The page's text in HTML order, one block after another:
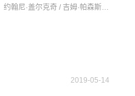
约翰尼·盖尔克奇 / 吉姆·帕森斯 / 凯莉·库柯
2019-05-14